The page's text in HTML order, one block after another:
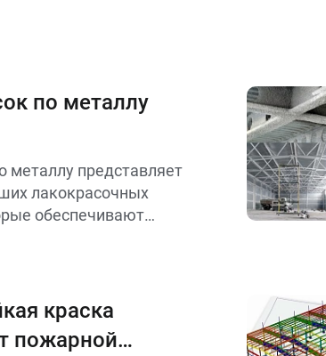
по металлу
металлу представляет
лакокрасочных
обеспечивают
влаги и
краска
пожарной